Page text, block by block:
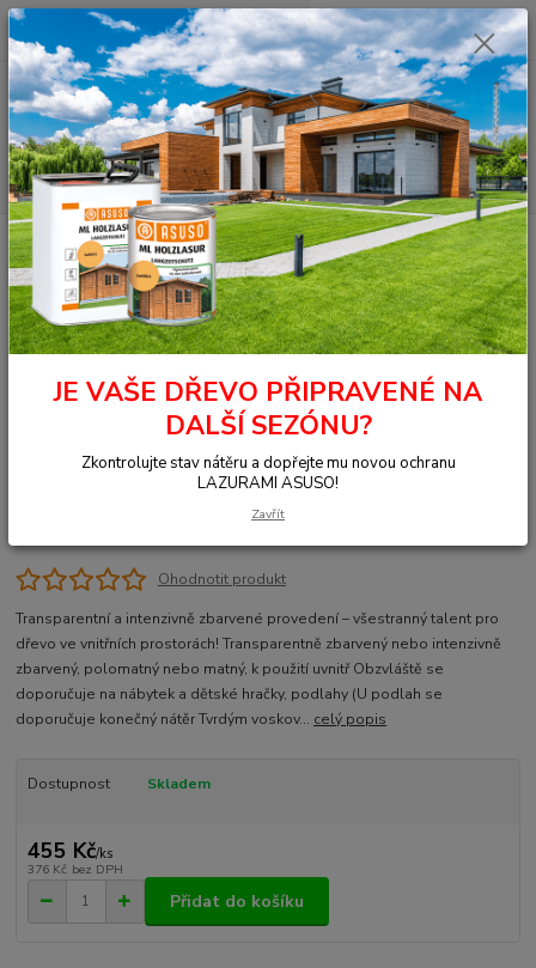
Menu
Hledat
+420 377 441 961 0ks
za 0,00 Kč
Úvod OSMO - přírodní oleje Na dřevo uvnitř
Nábytek, stěna, strop
Dekorační vosk - Transparentní
3123 Dekorační vosk transparentní zlatý
javor 0,125 l
3123 Dekorační vosk
transparentní zlatý javor 0,125 l
Ohodnotit produkt
Transparentní a intenzivně zbarvené provedení – všestranný talent pro
dřevo ve vnitřních prostorách! Transparentně zbarvený nebo intenzivně
zbarvený, polomatný nebo matný, k použití uvnitř Obzvláště se
doporučuje na nábytek a dětské hračky, podlahy (U podlah se
doporučuje konečný nátěr Tvrdým voskov... celý popis
Dostupnost Skladem
455 Kč/ks
376 Kč bez DPH
Přidat do košíku
JE VAŠE DŘEVO PŘIPRAVENÉ NA
DALŠÍ SEZÓNU?
Zkontrolujte stav nátěru a dopřejte mu novou ochranu
LAZURAMI ASUSO!
Zavřít